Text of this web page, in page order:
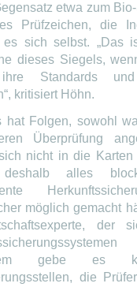
etwa zum
Prüfzeichen, die
es sich selbst. „Das
dieses Siegels,
Standards und
kritisiert Höhn.
hat Folgen, sowohl
Überprüfung
nicht in die
deshalb alles
möglich gemacht
der
gebe es
die